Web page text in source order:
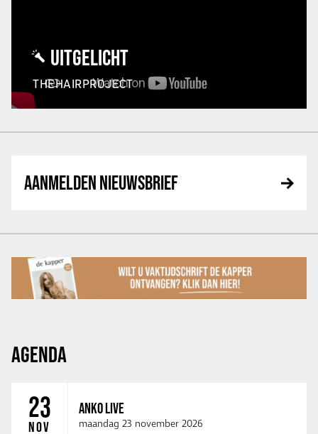
UITGELICHT
THEHAIRPROJECT
AANMELDEN NIEUWSBRIEF
AGENDA
23
NOV
ANKO LIVE
maandag 23 november 2026